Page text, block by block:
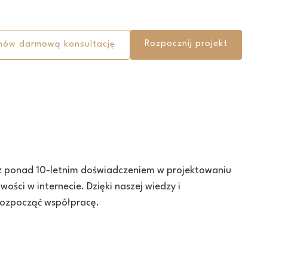
darmową konsultację Rozpocznij projekt
10-letnim doświadczeniem w projektowaniu
w internecie. Dzięki naszej wiedzy i
współpracę.